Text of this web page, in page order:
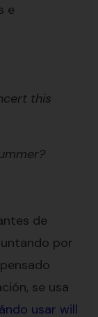
e
this
de
por
se usa
usar will